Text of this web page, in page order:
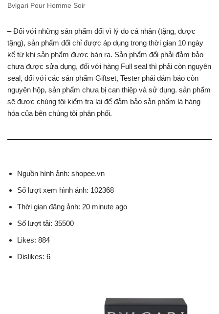
Bvlgari Pour Homme Soir
– Đối với những sản phẩm đổi vì lý do cá nhân (tặng, được
tặng), sản phẩm đổi chỉ được áp dụng trong thời gian 10 ngày
kể từ khi sản phẩm được bán ra. Sản phẩm đổi phải đảm bảo
chưa được sửa dụng, đối với hàng Full seal thì phải còn nguyên
seal, đối với các sản phẩm Giftset, Tester phải đảm bảo còn
nguyên hộp, sản phẩm chưa bị can thiệp và sử dụng. sản phẩm
sẽ được chúng tôi kiểm tra lại để đảm bảo sản phẩm là hàng
hóa của bên chúng tôi phân phối.
Nguồn hình ảnh: shopee.vn
Số lượt xem hình ảnh: 102368
Thời gian đăng ảnh: 20 minute ago
Số lượt tải: 35500
Likes: 884
Dislikes: 6